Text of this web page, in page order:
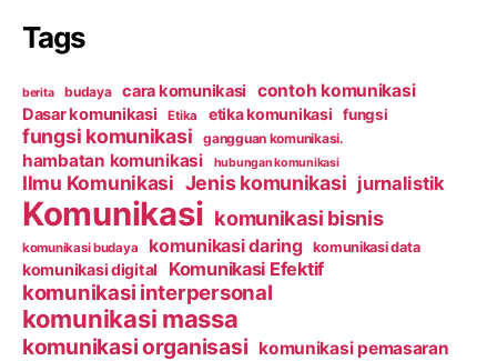
Tags
berita budaya cara komunikasi contoh komunikasi
Dasar komunikasi Etika etika komunikasi fungsi
fungsi komunikasi gangguan komunikasi.
hambatan komunikasi hubungan komunikasi
Ilmu Komunikasi Jenis komunikasi jurnalistik
Komunikasi komunikasi bisnis
komunikasi budaya komunikasi daring komunikasi data
komunikasi digital Komunikasi Efektif
komunikasi interpersonal
komunikasi massa
komunikasi organisasi komunikasi pemasaran